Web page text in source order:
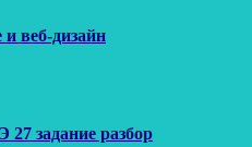
веб-дизайн
задание разбор